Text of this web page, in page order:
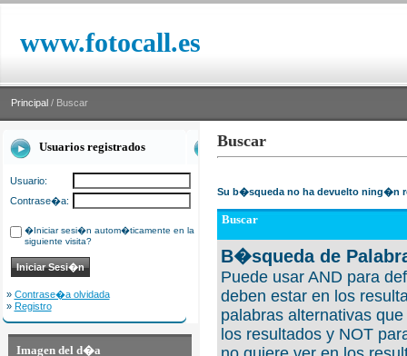
www.fotocall.es
Principal / Buscar
Usuarios registrados
Usuario:
Contrase�a:
�Iniciar sesi�n autom�ticamente en la
siguiente visita?
» Contrase�a olvidada
» Registro
Imagen del d�a
Buscar
Su b�squeda no ha devuelto ning�n
Buscar
B�squeda de
Puede usar AND para
deben estar en los
palabras alternativas
los resultados y NOT